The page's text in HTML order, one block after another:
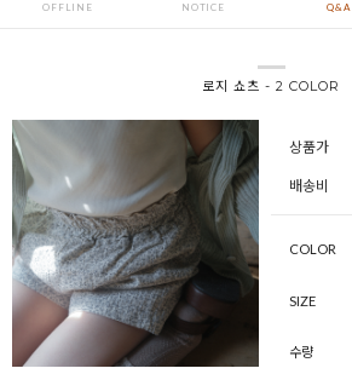
OFFLINE NOTICE Q&A
로지 쇼츠 - 2 COLOR
상품가
배송비
COLOR
SIZE
수량